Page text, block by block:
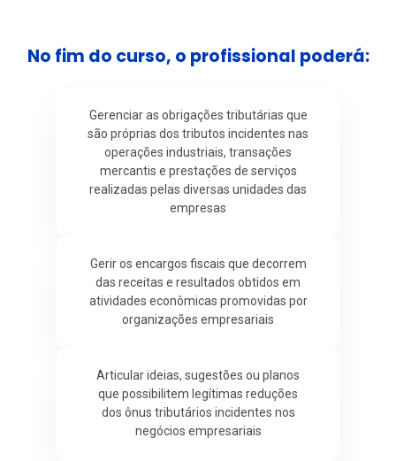
No fim do curso, o profissional poderá:
Gerenciar as obrigações tributárias que
são próprias dos tributos incidentes nas
operações industriais, transações
mercantis e prestações de serviços
realizadas pelas diversas unidades das
empresas
Gerir os encargos fiscais que decorrem
das receitas e resultados obtidos em
atividades econômicas promovidas por
organizações empresariais
Articular ideias, sugestões ou planos
que possibilitem legítimas reduções
dos ônus tributários incidentes nos
negócios empresariais